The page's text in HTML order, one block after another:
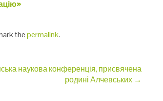
thepermalink.
наукова конференція, присвячена
родині Алчевських →